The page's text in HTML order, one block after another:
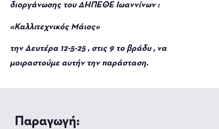
διοργάνωσης τουΔΗΠΕΘΕ Ιωαννίνων:
«Καλλιτεχνικός Μάιος»
τηνΔευτέρα 12-5-25 , στις 9 το βράδυ, να
μοιραστούμε αυτήν την παράσταση.
Παραγωγή: